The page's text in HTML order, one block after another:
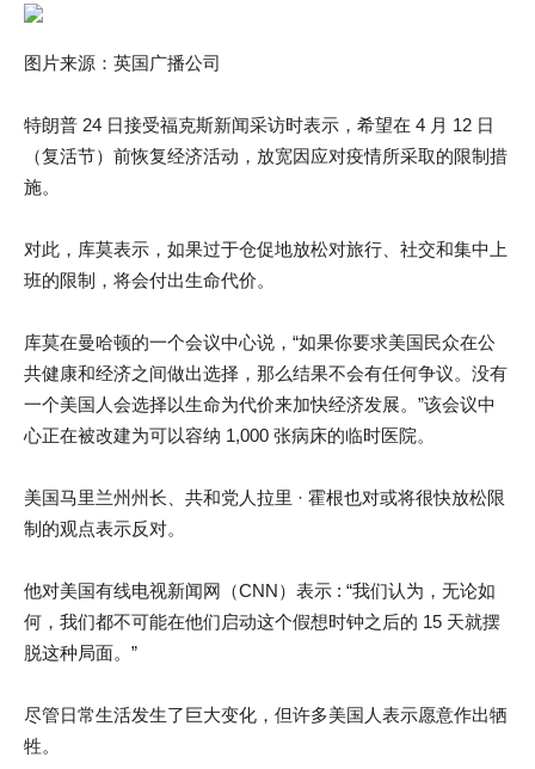
图片来源：英国广播公司
特朗普 24 日接受福克斯新闻采访时表示，希望在 4 月 12 日
（复活节）前恢复经济活动，放宽因应对疫情所采取的限制措
施。
对此，库莫表示，如果过于仓促地放松对旅行、社交和集中上
班的限制，将会付出生命代价。
库莫在曼哈顿的一个会议中心说，“如果你要求美国民众在公
共健康和经济之间做出选择，那么结果不会有任何争议。没有
一个美国人会选择以生命为代价来加快经济发展。”该会议中
心正在被改建为可以容纳 1,000 张病床的临时医院。
美国马里兰州州长、共和党人拉里 · 霍根也对或将很快放松限
制的观点表示反对。
他对美国有线电视新闻网（CNN）表示 : “我们认为，无论如
何，我们都不可能在他们启动这个假想时钟之后的 15 天就摆
脱这种局面。”
尽管日常生活发生了巨大变化，但许多美国人表示愿意作出牺
牲。